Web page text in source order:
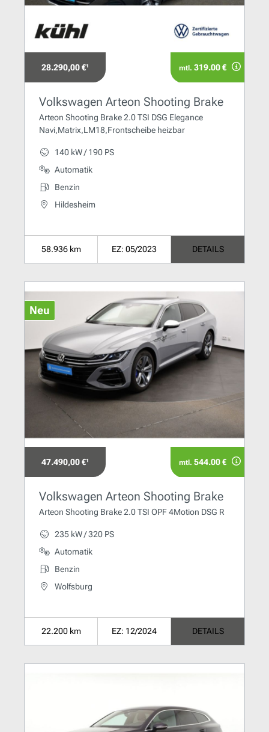
28.290,00 €¹ mtl. 319.00 €
Volkswagen Arteon Shooting Brake
Arteon Shooting Brake 2.0 TSI DSG Elegance
Navi,Matrix,LM18,Frontscheibe heizbar
140 kW / 190 PS
Automatik
Benzin
Hildesheim
58.936 km EZ: 05/2023 DETAILS
Neu
47.490,00 €¹ mtl. 544.00 €
Volkswagen Arteon Shooting Brake
Arteon Shooting Brake 2.0 TSI OPF 4Motion DSG R
235 kW / 320 PS
Automatik
Benzin
Wolfsburg
22.200 km EZ: 12/2024 DETAILS